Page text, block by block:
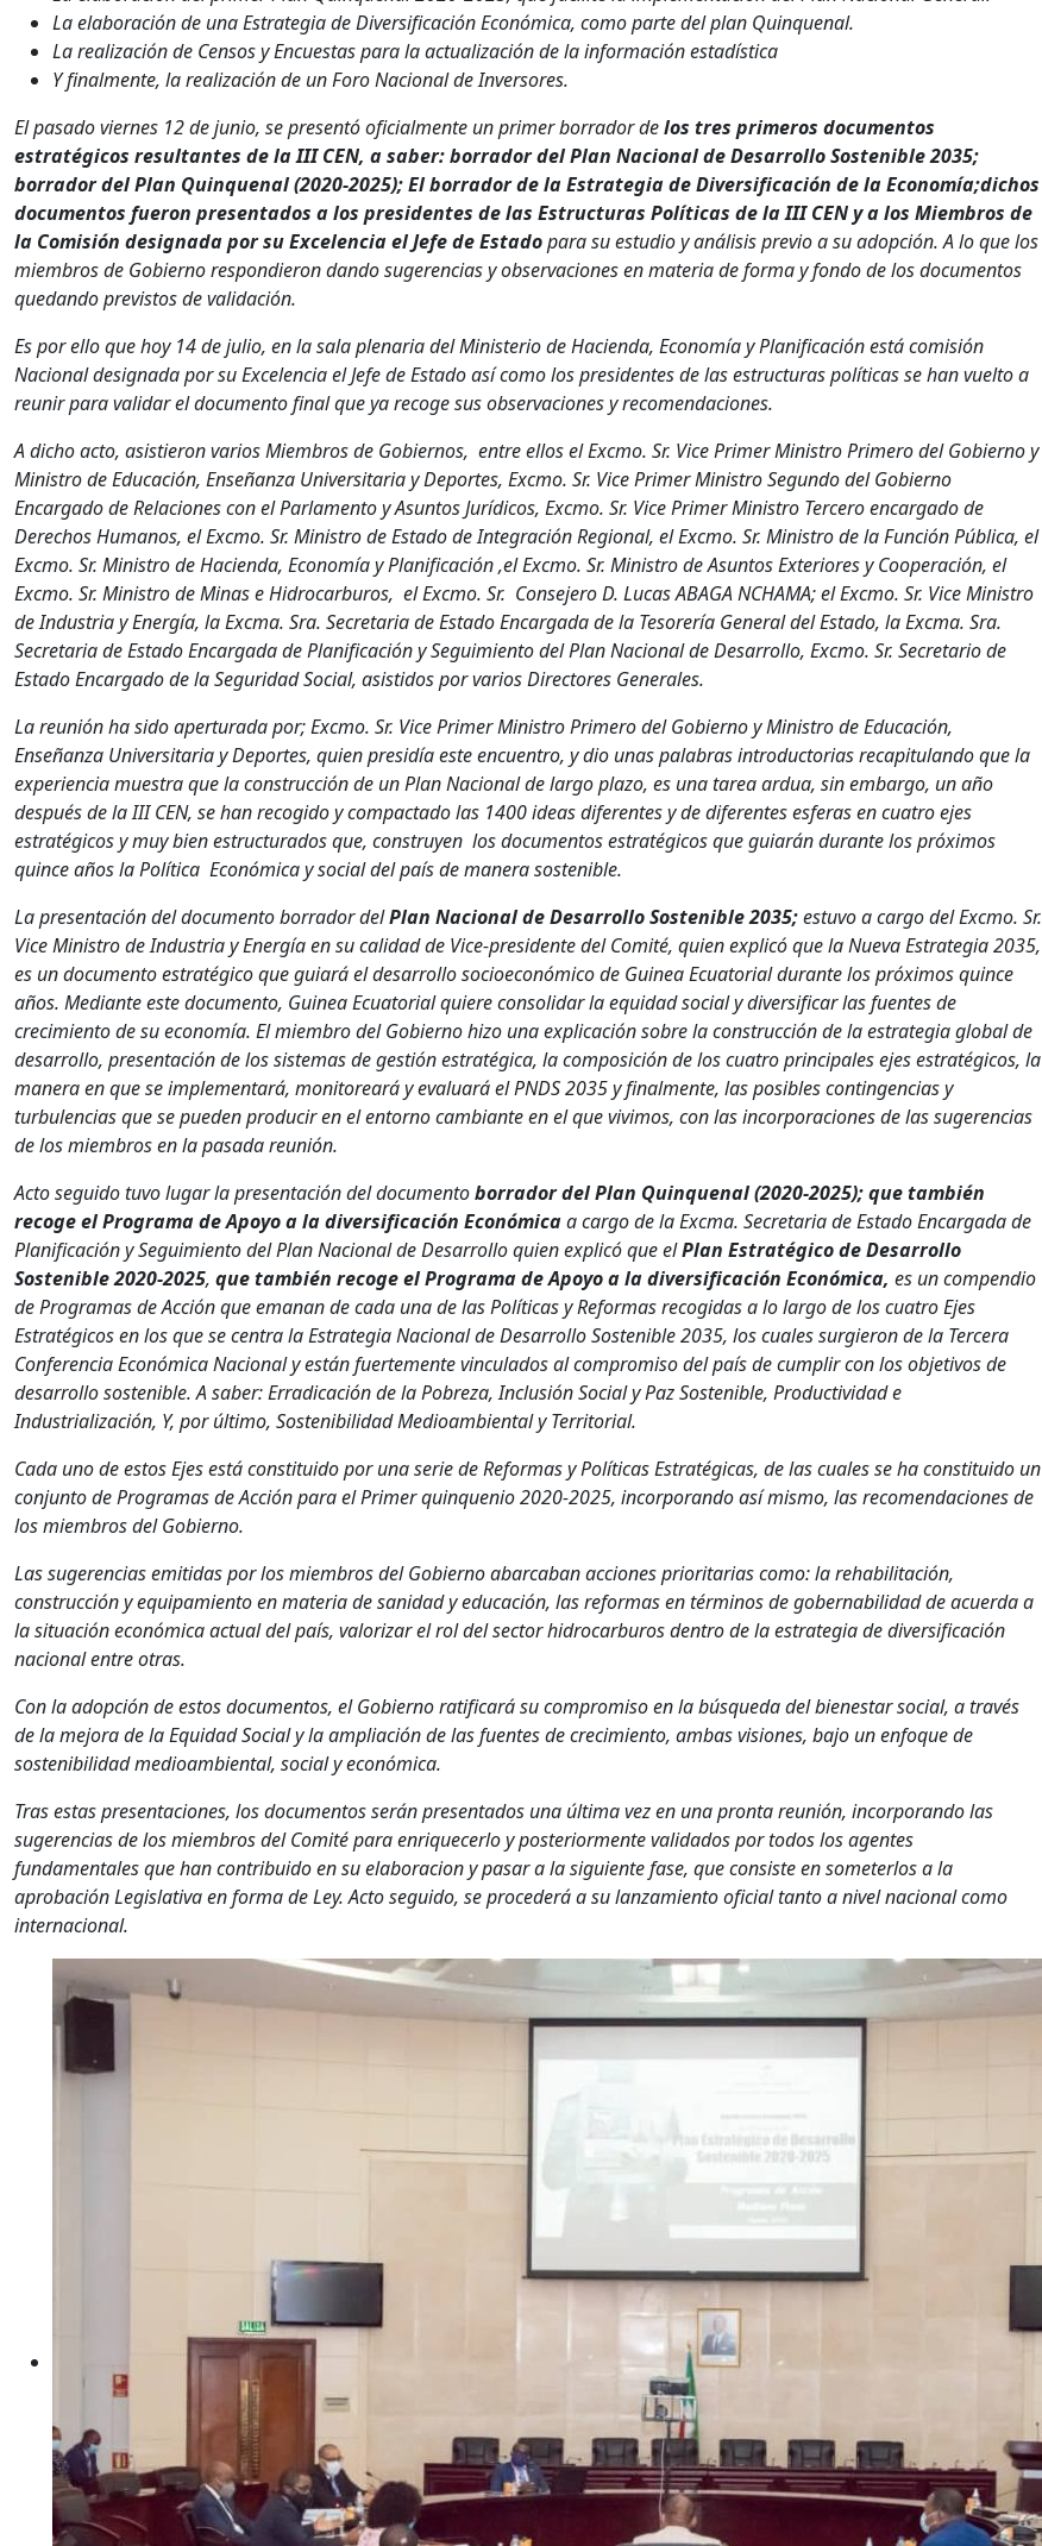
La elaboración de una Estrategia de Diversificación Económica, como parte del plan Quinquenal.
La realización de Censos y Encuestas para la actualización de la información estadística
Y finalmente, la realización de un Foro Nacional de Inversores.
El pasado viernes 12 de junio, se presentó oficialmente un primer borrador delos tres primeros documentos
estratégicos resultantes de la III CEN, a saber: borrador del Plan Nacional de Desarrollo Sostenible 2035;
borrador del Plan Quinquenal (2020-2025); El borrador de la Estrategia de Diversificación de la Economía;dichos
documentos fueron presentados a los presidentes de las Estructuras Políticas de la III CEN y a los Miembros de
la Comisión designada por su Excelencia el Jefe de Estadopara su estudio y análisis previo a su adopción. A lo que los
miembros de Gobierno respondieron dando sugerencias y observaciones en materia de forma y fondo de los documentos
quedando previstos de validación.
Es por ello que hoy 14 de julio, en la sala plenaria del Ministerio de Hacienda, Economía y Planificación está comisión
Nacional designada por su Excelencia el Jefe de Estado así como los presidentes de las estructuras políticas se han vuelto a
reunir para validar el documento final que ya recoge sus observaciones y recomendaciones.
A dicho acto, asistieron varios Miembros de Gobiernos, entre ellos el Excmo. Sr. Vice Primer Ministro Primero del Gobierno y
Ministro de Educación, Enseñanza Universitaria y Deportes, Excmo. Sr. Vice Primer Ministro Segundo del Gobierno
Encargado de Relaciones con el Parlamento y Asuntos Jurídicos, Excmo. Sr. Vice Primer Ministro Tercero encargado de
Derechos Humanos, el Excmo. Sr. Ministro de Estado de Integración Regional, el Excmo. Sr. Ministro de la Función Pública, el
Excmo. Sr. Ministro de Hacienda, Economía y Planificación ,el Excmo. Sr. Ministro de Asuntos Exteriores y Cooperación, el
Excmo. Sr. Ministro de Minas e Hidrocarburos, el Excmo. Sr. Consejero D. Lucas ABAGA NCHAMA; el Excmo. Sr. Vice Ministro
de Industria y Energía, la Excma. Sra. Secretaria de Estado Encargada de la Tesorería General del Estado, la Excma. Sra.
Secretaria de Estado Encargada de Planificación y Seguimiento del Plan Nacional de Desarrollo, Excmo. Sr. Secretario de
Estado Encargado de la Seguridad Social, asistidos por varios Directores Generales.
La reunión ha sido aperturada por; Excmo. Sr. Vice Primer Ministro Primero del Gobierno y Ministro de Educación,
Enseñanza Universitaria y Deportes, quien presidía este encuentro, y dio unas palabras introductorias recapitulando que la
experiencia muestra que la construcción de un Plan Nacional de largo plazo, es una tarea ardua, sin embargo, un año
después de la III CEN, se han recogido y compactado las 1400 ideas diferentes y de diferentes esferas en cuatro ejes
estratégicos y muy bien estructurados que, construyen los documentos estratégicos que guiarán durante los próximos
quince años la Política Económica y social del país de manera sostenible.
La presentación del documento borrador delPlan Nacional de Desarrollo Sostenible 2035;estuvo a cargo del Excmo. Sr.
Vice Ministro de Industria y Energía en su calidad de Vice-presidente del Comité, quien explicó que la Nueva Estrategia 2035,
es un documento estratégico que guiará el desarrollo socioeconómico de Guinea Ecuatorial durante los próximos quince
años. Mediante este documento, Guinea Ecuatorial quiere consolidar la equidad social y diversificar las fuentes de
crecimiento de su economía. El miembro del Gobierno hizo una explicación sobre la construcción de la estrategia global de
desarrollo, presentación de los sistemas de gestión estratégica, la composición de los cuatro principales ejes estratégicos, la
manera en que se implementará, monitoreará y evaluará el PNDS 2035 y finalmente, las posibles contingencias y
turbulencias que se pueden producir en el entorno cambiante en el que vivimos, con las incorporaciones de las sugerencias
de los miembros en la pasada reunión.
Acto seguido tuvo lugar la presentación del documentoborrador del Plan Quinquenal (2020-2025); que también
recoge el Programa de Apoyo a la diversificación Económicaa cargo de la Excma. Secretaria de Estado Encargada de
Planificación y Seguimiento del Plan Nacional de Desarrollo quien explicó que elPlan Estratégico de Desarrollo
Sostenible 2020-2025, que también recoge el Programa de Apoyo a la diversificación Económica, es un compendio
de Programas de Acción que emanan de cada una de las Políticas y Reformas recogidas a lo largo de los cuatro Ejes
Estratégicos en los que se centra la Estrategia Nacional de Desarrollo Sostenible 2035, los cuales surgieron de la Tercera
Conferencia Económica Nacional y están fuertemente vinculados al compromiso del país de cumplir con los objetivos de
desarrollo sostenible. A saber: Erradicación de la Pobreza, Inclusión Social y Paz Sostenible, Productividad e
Industrialización, Y, por último, Sostenibilidad Medioambiental y Territorial.
Cada uno de estos Ejes está constituido por una serie de Reformas y Políticas Estratégicas, de las cuales se ha constituido un
conjunto de Programas de Acción para el Primer quinquenio 2020-2025, incorporando así mismo, las recomendaciones de
los miembros del Gobierno.
Las sugerencias emitidas por los miembros del Gobierno abarcaban acciones prioritarias como: la rehabilitación,
construcción y equipamiento en materia de sanidad y educación, las reformas en términos de gobernabilidad de acuerda a
la situación económica actual del país, valorizar el rol del sector hidrocarburos dentro de la estrategia de diversificación
nacional entre otras.
Con la adopción de estos documentos, el Gobierno ratificará su compromiso en la búsqueda del bienestar social, a través
de la mejora de la Equidad Social y la ampliación de las fuentes de crecimiento, ambas visiones, bajo un enfoque de
sostenibilidad medioambiental, social y económica.
Tras estas presentaciones, los documentos serán presentados una última vez en una pronta reunión, incorporando las
sugerencias de los miembros del Comité para enriquecerlo y posteriormente validados por todos los agentes
fundamentales que han contribuido en su elaboracion y pasar a la siguiente fase, que consiste en someterlos a la
aprobación Legislativa en forma de Ley. Acto seguido, se procederá a su lanzamiento oficial tanto a nivel nacional como
internacional.